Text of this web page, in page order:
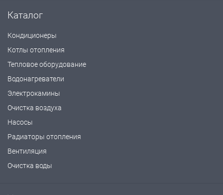
Каталог
Кондиционеры
Котлы отопления
Тепловое оборудование
Водонагреватели
Электрокамины
Очистка воздуха
Насосы
Радиаторы отопления
Вентиляция
Очистка воды